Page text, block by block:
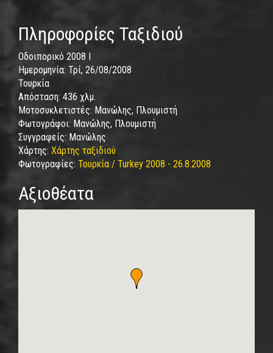
Πληροφορίες Ταξιδιού
Οδοιπορικό 2008 I
Ημερομηνία: Τρί, 26/08/2008
Τουρκία
Απόσταση: 436 χλμ.
Μοτοσυκλετιστές: Μανώλης, Πλουμιστή
Φωτογράφοι: Μανώλης, Πλουμιστή
Συγγραφείς: Μανώλης
Χάρτης: Χάρτης ταξιδιού
Φωτογραφίες: Τουρκία / Turkey 2008 - 26.8.2008
Αξιοθέατα